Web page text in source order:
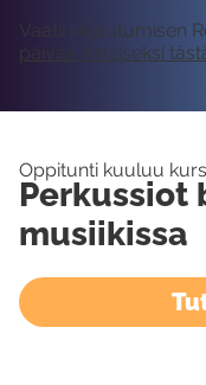
Vaatii kirjautumisen
päivää ilmaiseksi
Oppitunti kuuluu
Perkussiot
musiikissa